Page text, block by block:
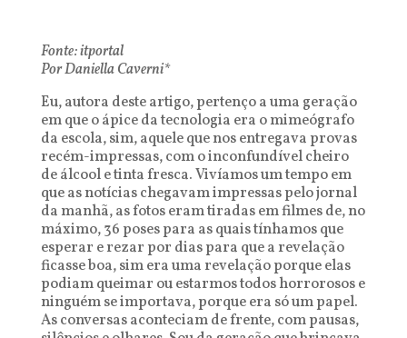
Fonte: itportal
Por Daniella Caverni*
Eu, autora deste artigo, pertenço a uma geração
em que o ápice da tecnologia era o mimeógrafo
da escola, sim, aquele que nos entregava provas
recém-impressas, com o inconfundível cheiro
de álcool e tinta fresca. Vivíamos um tempo em
que as notícias chegavam impressas pelo jornal
da manhã, as fotos eram tiradas em filmes de, no
máximo, 36 poses para as quais tínhamos que
esperar e rezar por dias para que a revelação
ficasse boa, sim era uma revelação porque elas
podiam queimar ou estarmos todos horrorosos e
ninguém se importava, porque era só um papel.
As conversas aconteciam de frente, com pausas,